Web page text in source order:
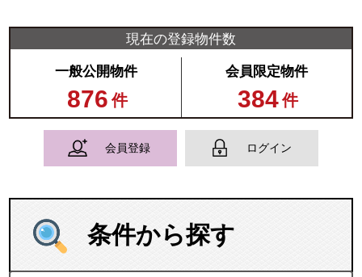
現在の登録物件数
一般公開物件
876 件
会員限定物件
384件
会員登録 ログイン
条件から探す